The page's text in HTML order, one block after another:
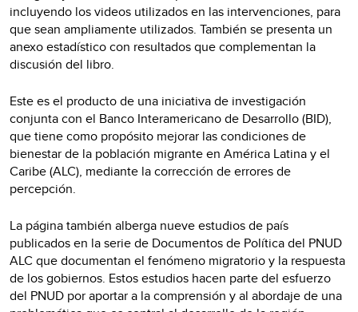
incluyendo los videos utilizados en las intervenciones, para
que sean ampliamente utilizados. También se presenta un
anexo estadístico con resultados que complementan la
discusión del libro.
Este es el producto de una iniciativa de investigación
conjunta con el Banco Interamericano de Desarrollo (BID),
que tiene como propósito mejorar las condiciones de
bienestar de la población migrante en América Latina y el
Caribe (ALC), mediante la corrección de errores de
percepción.
La página también alberga nueve estudios de país
publicados en la serie de Documentos de Política del PNUD
ALC que documentan el fenómeno migratorio y la respuesta
de los gobiernos. Estos estudios hacen parte del esfuerzo
del PNUD por aportar a la comprensión y al abordaje de una